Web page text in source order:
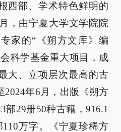
西部、学术特色鲜明的
，由宁夏大学文学院院
家的“《朔方文库》编
科学基金重大项目，成
大、立项层次最高的古
2024年6月，出版《朔方
部29册50种古籍，916.1
万字。《宁夏珍稀方